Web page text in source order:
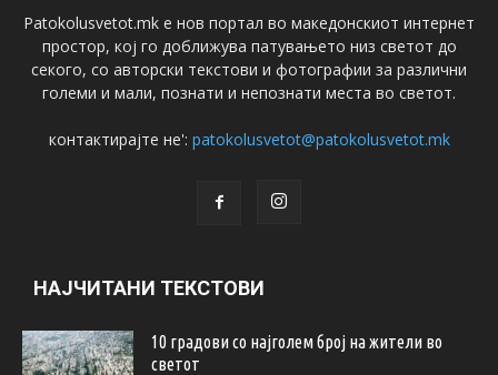
Patokolusvetot.mk е нов портал во македонскиот интернет
простор, кој го доближува патувањето низ светот до
секого, со авторски текстови и фотографии за различни
големи и мали, познати и непознати места во светот.
контактирајте не': patokolusvetot@patokolusvetot.mk
НАЈЧИТАНИ ТЕКСТОВИ
10 градови со најголем број на жители во
светот